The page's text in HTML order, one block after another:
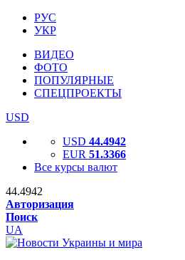
РУС
УКР
ВИДЕО
ФОТО
ПОПУЛЯРНЫЕ
СПЕЦПРОЕКТЫ
USD
USD 44.4942
EUR 51.3366
Все курсы валют
44.4942
Авторизация
Поиск
UA